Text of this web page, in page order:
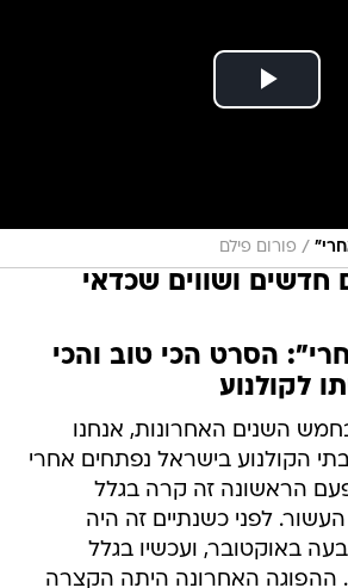
/ פורום פילם
ושווים שכדאי
אחרי": הסרט הכי טוב והכי
לקולנוע
השנים האחרונות, אנחנו
הקולנוע בישראל נפתחים אחרי
הראשונה זה קרה בגלל
לפני כשנתיים זה היה
באוקטובר, ועכשיו בגלל
ההפוגה האחרונה היתה הקצרה